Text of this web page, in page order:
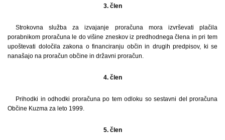
3. člen
Strokovna služba za izvajanje proračuna mora izvrševati plačila
porabnikom proračuna le do višine zneskov iz predhodnega člena in pri tem
upoštevati določila zakona o financiranju občin in drugih predpisov, ki se
nanašajo na proračun občine in državni proračun.
4. člen
Prihodki in odhodki proračuna po tem odloku so sestavni del proračuna
Občine Kuzma za leto 1999.
5. člen